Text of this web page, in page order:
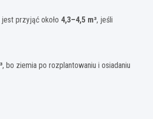
przyjąć około 4,3–4,5 m³, jeśli
, bo ziemia po rozplantowaniu i osiadaniu